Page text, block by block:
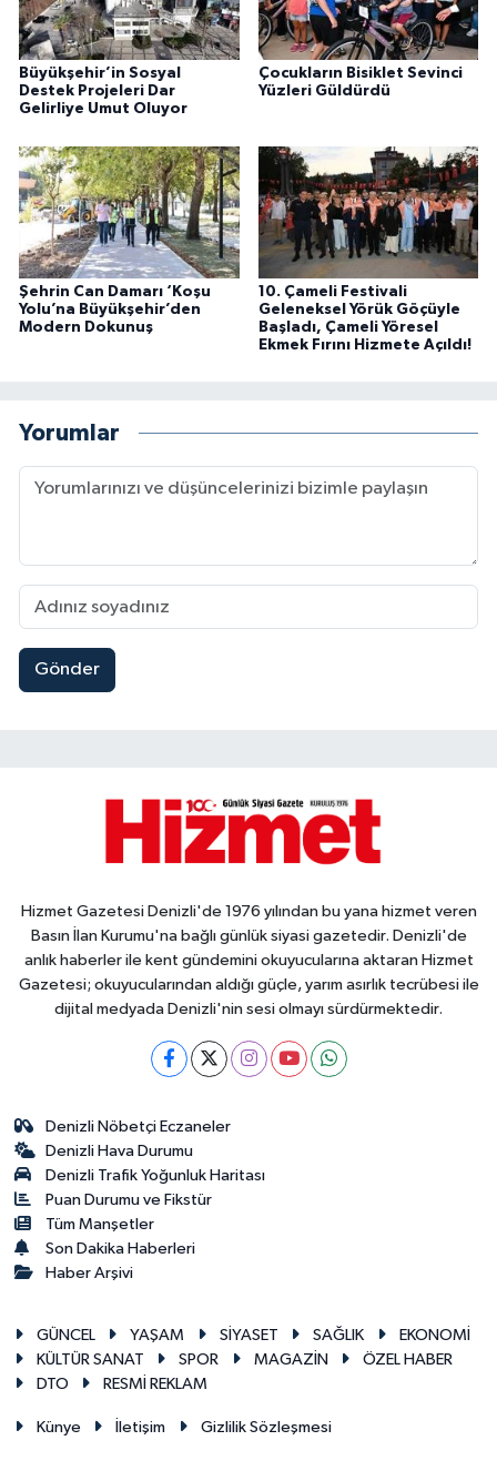
Büyükşehir’in Sosyal
Destek Projeleri Dar
Gelirliye Umut Oluyor
Çocukların Bisiklet Sevinci
Yüzleri Güldürdü
Şehrin Can Damarı ‘Koşu
Yolu’na Büyükşehir’den
Modern Dokunuş
10. Çameli Festivali
Geleneksel Yörük Göçüyle
Başladı, Çameli Yöresel
Ekmek Fırını Hizmete Açıldı!
Yorumlar
Gönder
Hizmet Gazetesi Denizli'de 1976 yılından bu yana hizmet veren
Basın İlan Kurumu'na bağlı günlük siyasi gazetedir. Denizli'de
anlık haberler ile kent gündemini okuyucularına aktaran Hizmet
Gazetesi; okuyucularından aldığı güçle, yarım asırlık tecrübesi ile
dijital medyada Denizli'nin sesi olmayı sürdürmektedir.
Denizli Nöbetçi Eczaneler
Denizli Hava Durumu
Denizli Trafik Yoğunluk Haritası
Puan Durumu ve Fikstür
Tüm Manşetler
Son Dakika Haberleri
Haber Arşivi
GÜNCEL YAŞAM SİYASET SAĞLIK
EKONOMİ
KÜLTÜR SANAT
SPOR MAGAZİN
ÖZEL HABER
DTO
RESMİ REKLAM
Künye İletişim Gizlilik Sözleşmesi